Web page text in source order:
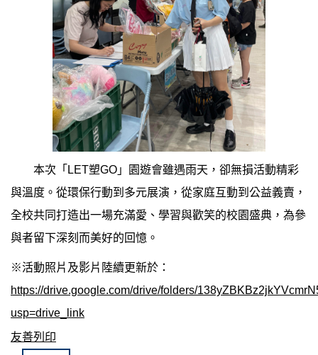
本次「LET塑GO」園遊會雖遇雨天，卻無損活動精彩
與溫度。從環保行動到多元展演，從家庭互動到公益義賣，
全校共同打造出一場充滿愛、學習與歡笑的校園盛典，為參
與者留下深刻而美好的回憶。
※活動照片及影片陸續更新於：
https://drive.google.com/drive/folders/
usp=drive_link
友善列印